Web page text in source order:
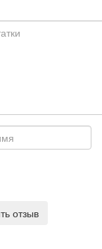
отзыв